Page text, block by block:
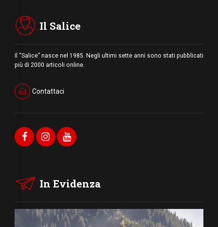
Il Salice
Il “Salice” nasce nel 1985. Negli ultimi sette anni sono stati pubblicati
più di 2000 articoli online.
Contattaci
In Evidenza